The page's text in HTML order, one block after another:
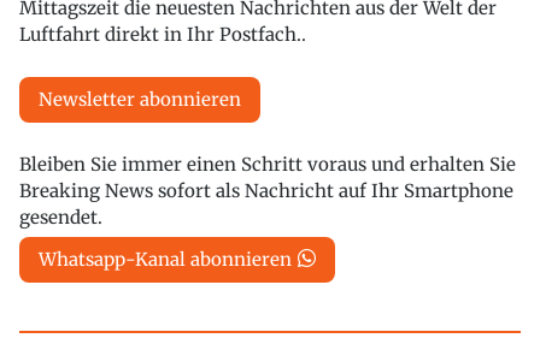
Mittagszeit die neuesten Nachrichten aus der Welt der
Luftfahrt direkt in Ihr Postfach..
Newsletter abonnieren
Bleiben Sie immer einen Schritt voraus und erhalten Sie
Breaking News sofort als Nachricht auf Ihr Smartphone
gesendet.
Whatsapp-Kanal abonnieren